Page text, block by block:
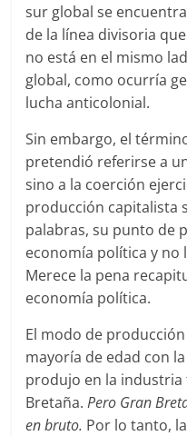
sur global se
de la línea divisoria
no está en el mismo
global, como ocurría
lucha anticolonial.
Sin embargo, el
pretendió referirse a
sino a la coerción
producción capitalista
palabras, su punto de
economía política y no
Merece la pena
economía política.
El modo de
mayoría de edad con
produjo en la industria
Bretaña.Pero Gran
en bruto. Por lo tanto,